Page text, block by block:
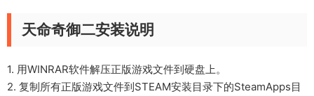
天命奇御二安装说明
1. 用WINRAR软件解压正版游戏文件到硬盘上。
2. 复制所有正版游戏文件到STEAM安装目录下的SteamApps目